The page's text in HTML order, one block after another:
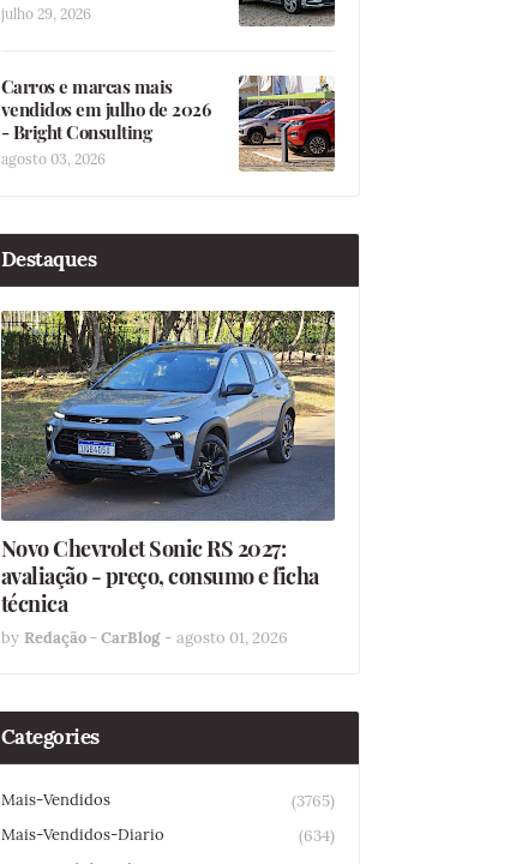
julho 29, 2026
Carros e marcas mais
vendidos em julho de 2026
- Bright Consulting
agosto 03, 2026
Destaques
Novo Chevrolet Sonic RS 2027:
avaliação - preço, consumo e ficha
técnica
by Redação - CarBlog - agosto 01, 2026
Categories
Mais-Vendidos
(3765)
Mais-Vendidos-Diario
(634)